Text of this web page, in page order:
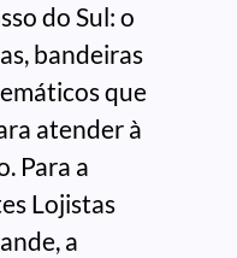
do Sul: o
bandeiras
que
atender à
Para a
Lojistas
a